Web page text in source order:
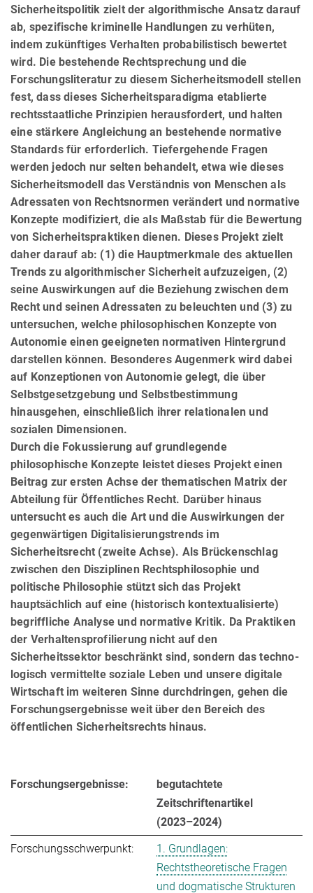
Sicherheitspolitik zielt der algorithmische Ansatz darauf
ab, spezifische kriminelle Handlungen zu verhüten,
indem zukünftiges Ver­hal­ten probabilistisch bewertet
wird. Die bestehende Rechtsprechung und die
Forschungs­lite­ra­tur zu diesem Sicherheitsmodell stellen
fest, dass dieses Sicherheitsparadigma etablierte
rechtsstaatliche Prinzipien herausfordert, und halten
eine stärkere Angleichung an be­ste­hende normative
Standards für erforderlich. Tiefergehende Fragen
werden jedoch nur selten behandelt, etwa wie dieses
Sicherheitsmodell das Verständnis von Menschen als
Adressaten von Rechtsnormen verändert und normative
Konzepte modifiziert, die als Maßstab für die Bewertung
von Sicherheitspraktiken dienen. Dieses Projekt zielt
daher darauf ab: (1) die Hauptmerkmale des aktuellen
Trends zu algorithmischer Sicherheit aufzuzeigen, (2)
seine Auswirkungen auf die Beziehung zwischen dem
Recht und seinen Adressaten zu beleuchten und (3) zu
untersuchen, welche philosophischen Konzepte von
Autonomie einen geeigneten normativen Hintergrund
darstellen können. Besonderes Augenmerk wird dabei
auf Kon­zep­tio­nen von Autonomie gelegt, die über
Selbstgesetzgebung und Selbstbestimmung
hinausgehen, einschließlich ihrer relationalen und
sozialen Dimensionen.
Durch die Fokussierung auf grundlegende
philosophische Konzepte leistet dieses Projekt einen
Beitrag zur ersten Achse der thematischen Matrix der
Abteilung für Öffentliches Recht. Darüber hinaus
untersucht es auch die Art und die Auswirkungen der
gegenwärtigen Digi­ta­li­sie­rungstrends im
Sicherheitsrecht (zweite Achse). Als Brückenschlag
zwischen den Dis­zi­pli­nen Rechtsphilosophie und
politische Philosophie stützt sich das Projekt
hauptsächlich auf eine (historisch kontextualisierte)
begriffliche Analyse und normative Kritik. Da Praktiken
der Verhaltensprofilierung nicht auf den
Sicherheitssektor beschränkt sind, sondern das tech­no­
lo­gisch vermittelte soziale Leben und unsere digitale
Wirtschaft im weiteren Sinne durch­dringen, gehen die
Forschungsergebnisse weit über den Bereich des
öffentlichen Sicher­heits­rechts hinaus.
Forschungsergebnisse:
begutachtete
Zeitschriftenartikel
(2023–2024)
Forschungsschwerpunkt:
1. Grundlagen:
Rechtstheoretische Fragen
und dogmatische Strukturen